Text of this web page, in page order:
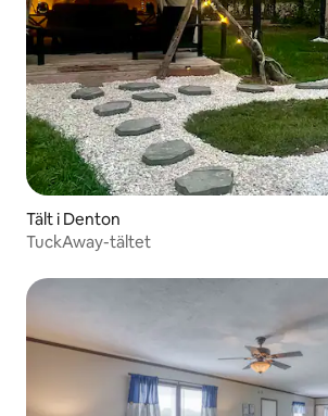
Tält i Denton
TuckAway-tältet